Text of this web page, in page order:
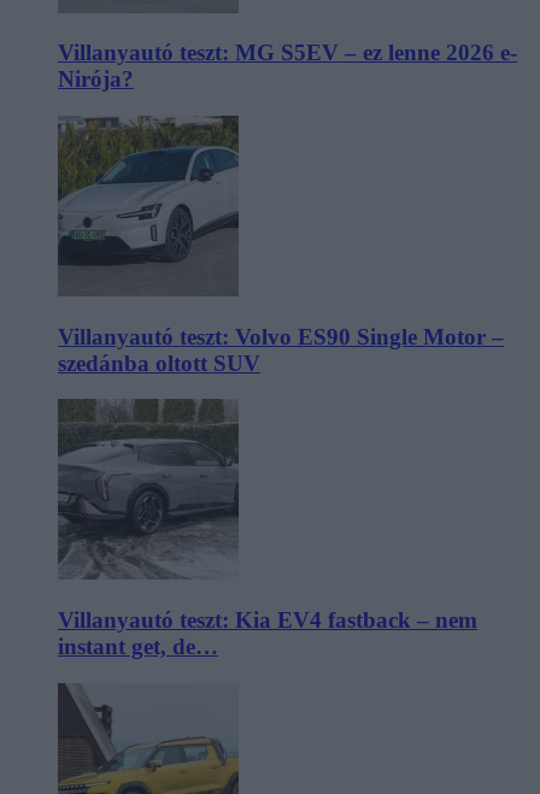
Villanyautó teszt: MG S5EV – ez lenne 2026 e-
Nirója?
Villanyautó teszt: Volvo ES90 Single Motor –
szedánba oltott SUV
Villanyautó teszt: Kia EV4 fastback – nem
instant get, de…